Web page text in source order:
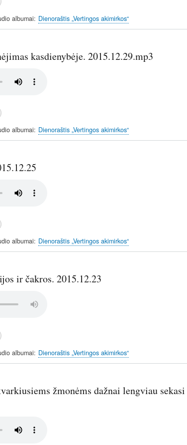
albumai Dienoraštis „Vertingos akimirkos“
kasdienybėje. 2015.12.29.mp3
albumai Dienoraštis „Vertingos akimirkos“
albumai Dienoraštis „Vertingos akimirkos“
ir čakros. 2015.12.23
albumai Dienoraštis „Vertingos akimirkos“
žmonėms dažnai lengviau